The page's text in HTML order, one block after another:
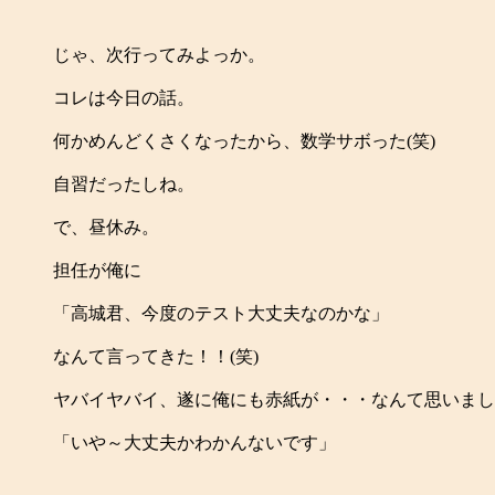
じゃ、次行ってみよっか。
コレは今日の話。
何かめんどくさくなったから、数学サボった(笑)
自習だったしね。
で、昼休み。
担任が俺に
「高城君、今度のテスト大丈夫なのかな」
なんて言ってきた！！(笑)
ヤバイヤバイ、遂に俺にも赤紙が・・・なんて思いま
「いや～大丈夫かわかんないです」